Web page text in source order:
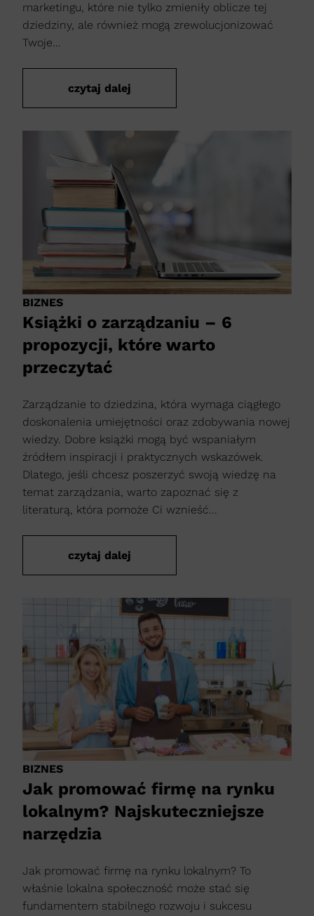
marketingu, które nie tylko zmieniły oblicze tej
dziedziny, ale również mogą zrewolucjonizować
Twoje...
czytaj dalej
BIZNES
Książki o zarządzaniu – 6
propozycji, które warto
przeczytać
Zarządzanie to dziedzina, która wymaga ciągłego
doskonalenia umiejętności oraz zdobywania nowej
wiedzy. Dobre książki mogą być wspaniałym
źródłem inspiracji i praktycznych wskazówek.
Dlatego, jeśli chcesz poszerzyć swoją wiedzę na
temat zarządzania, warto zapoznać się z
literaturą, która pomoże Ci wznieść...
czytaj dalej
BIZNES
Jak promować firmę na rynku
lokalnym? Najskuteczniejsze
narzędzia
Jak promować firmę na rynku lokalnym? To
właśnie lokalna społeczność może stać się
fundamentem stabilnego rozwoju i sukcesu